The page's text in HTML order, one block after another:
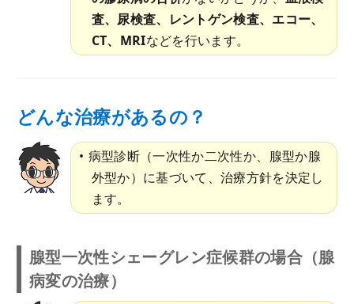
査、尿検査、レントゲン検査、エコー、
CT、MRIなどを行います。
どんな治療があるの？
病型診断（一次性か二次性か、腺型か腺
外型か）に基づいて、治療方針を決定し
ます。
腺型一次性シェーグレン症候群の場合（腺
病変の治療）